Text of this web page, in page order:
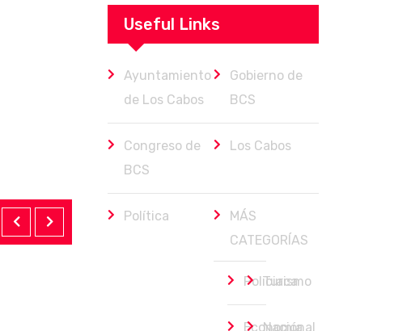
Useful Links
Ayuntamiento
de Los Cabos
Gobierno de
BCS
Congreso de
BCS
Los Cabos
Política
MÁS
CATEGORÍAS
Policiaca
Turismo
Economía
Nacional